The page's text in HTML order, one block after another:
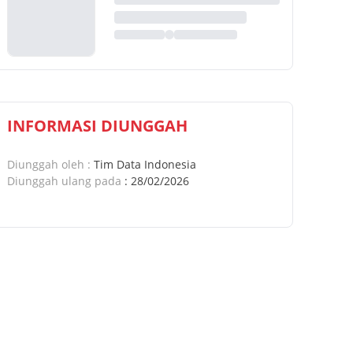
INFORMASI DIUNGGAH
Diunggah oleh : Tim Data Indonesia
Diunggah ulang pada : 28/02/2026